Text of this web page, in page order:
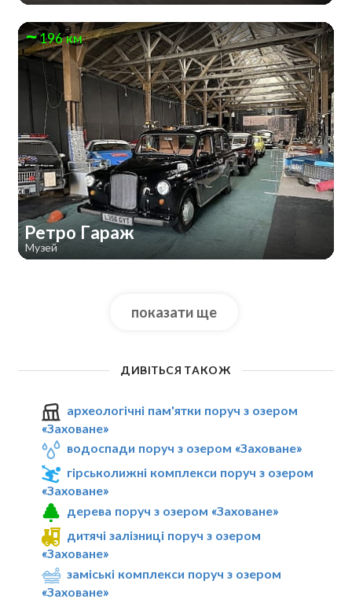
196 км
Ретро Гараж
Музей
показати ще
ДИВІТЬСЯ ТАКОЖ
археологічні пам'ятки поруч з озером
«Заховане»
водоспади поруч з озером «Заховане»
гірськолижні комплекси поруч з озером
«Заховане»
дерева поруч з озером «Заховане»
дитячі залізниці поруч з озером
«Заховане»
заміські комплекси поруч з озером
«Заховане»